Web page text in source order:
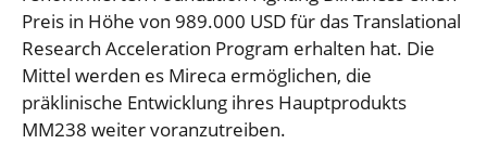
Preis in Höhe von 989.000 USD für das Translational
Research Acceleration Program erhalten hat. Die
Mittel werden es Mireca ermöglichen, die
präklinische Entwicklung ihres Hauptprodukts
MM238 weiter voranzutreiben.